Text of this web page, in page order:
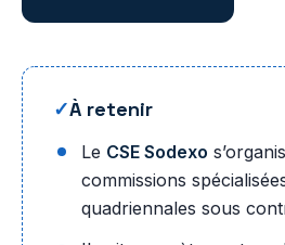
✓À retenir
Le CSE Sodexo
commissions
quadriennales sous